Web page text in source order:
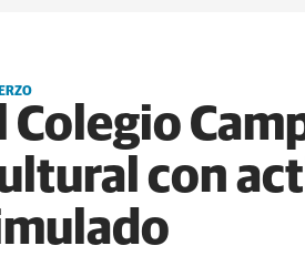
Colegio
con